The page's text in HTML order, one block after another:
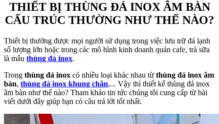
THIẾT BỊ THÙNG ĐÁ INOX ÂM BÀN
CẤU TRÚC THƯỜNG NHƯ THẾ NÀO?
Thiết bị thường được mọi người sử dụng trong việc lưu trữ đá lạnh
số lượng lớn hoặc trong các mô hình kinh doanh quán cafe, trà sữa
là mẫu thùng đá inox.
Trong thùng đá inox có nhiều loại khác nhau từ thùng đá inox âm
bàn, thùng đá inox khung chân,... Vậy thì thiết kế thùng đá inox
âm bàn như thế nào? Tham khảo tin tức chúng tôi cung cấp từ bài
viết dưới đây giúp bạn có câu trả lời tốt nhất.